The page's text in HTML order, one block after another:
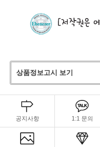
상품정보고시 보기
공지사항 1:1 문의